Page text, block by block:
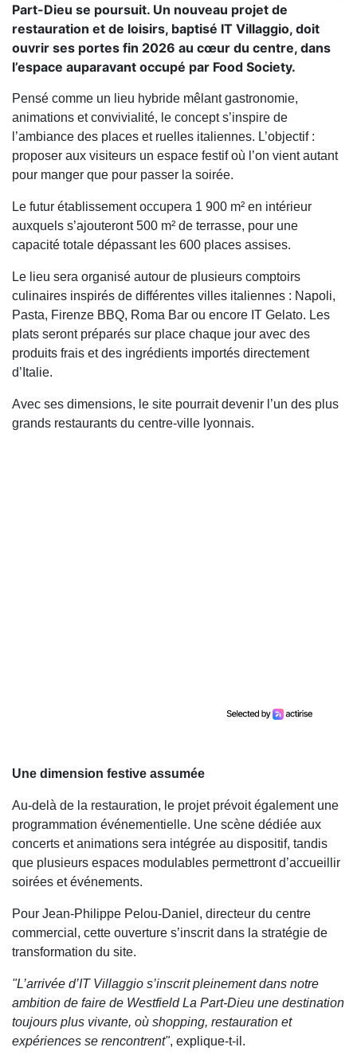
Part-Dieu se poursuit. Un nouveau projet de
restauration et de loisirs, baptisé IT Villaggio, doit
ouvrir ses portes fin 2026 au cœur du centre, dans
l’espace auparavant occupé par Food Society.
Pensé comme un lieu hybride mêlant gastronomie,
animations et convivialité, le concept s’inspire de
l’ambiance des places et ruelles italiennes. L’objectif :
proposer aux visiteurs un espace festif où l’on vient autant
pour manger que pour passer la soirée.
Le futur établissement occupera 1 900 m² en intérieur
auxquels s’ajouteront 500 m² de terrasse, pour une
capacité totale dépassant les 600 places assises.
Le lieu sera organisé autour de plusieurs comptoirs
culinaires inspirés de différentes villes italiennes : Napoli,
Pasta, Firenze BBQ, Roma Bar ou encore IT Gelato. Les
plats seront préparés sur place chaque jour avec des
produits frais et des ingrédients importés directement
d’Italie.
Avec ses dimensions, le site pourrait devenir l’un des plus
grands restaurants du centre-ville lyonnais.
Une dimension festive assumée
Au-delà de la restauration, le projet prévoit également une
programmation événementielle. Une scène dédiée aux
concerts et animations sera intégrée au dispositif, tandis
que plusieurs espaces modulables permettront d’accueillir
soirées et événements.
Pour Jean-Philippe Pelou-Daniel, directeur du centre
commercial, cette ouverture s’inscrit dans la stratégie de
transformation du site.
"L’arrivée d’IT Villaggio s’inscrit pleinement dans notre
ambition de faire de Westfield La Part-Dieu une destination
toujours plus vivante, où shopping, restauration et
expériences se rencontrent", explique-t-il.